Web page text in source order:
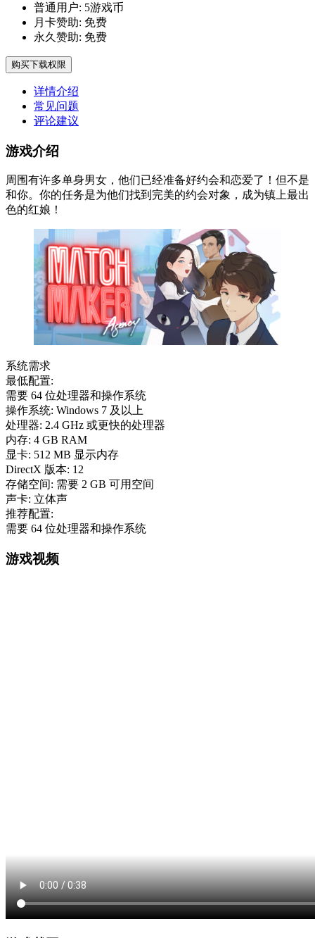
普通用户: 5游戏币
月卡赞助: 免费
永久赞助: 免费
购买下载权限
详情介绍
常见问题
评论建议
游戏介绍
周围有许多单身男女，他们已经准备好约会和恋爱了！但不是
和你。你的任务是为他们找到完美的约会对象，成为镇上最出
色的红娘！
系统需求
最低配置:
需要 64 位处理器和操作系统
操作系统: Windows 7 及以上
处理器: 2.4 GHz 或更快的处理器
内存: 4 GB RAM
显卡: 512 MB 显示内存
DirectX 版本: 12
存储空间: 需要 2 GB 可用空间
声卡: 立体声
推荐配置:
需要 64 位处理器和操作系统
游戏视频